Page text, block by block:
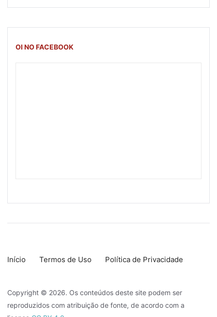
OI NO FACEBOOK
Início Termos de Uso Política de Privacidade
Copyright © 2026. Os conteúdos deste site podem ser
reproduzidos com atribuição de fonte, de acordo com a